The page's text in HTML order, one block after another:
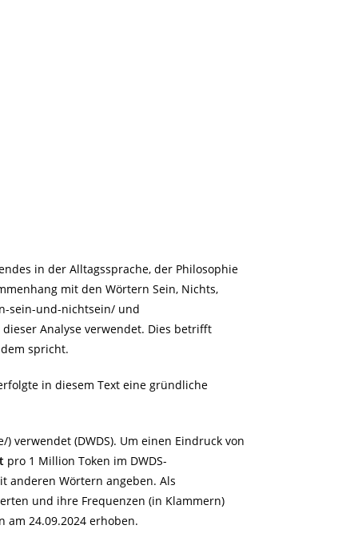
in der Alltagssprache, der Philosophie
mit den Wörtern Sein, Nichts,
sein-und-nichtsein/ und
Analyse verwendet. Dies betrifft
spricht.
in diesem Text eine gründliche
) verwendet (DWDS). Um einen Eindruck von
pro 1 Million Token im DWDS-
Wörtern angeben. Als
und ihre Frequenzen (in Klammern)
24.09.2024 erhoben.